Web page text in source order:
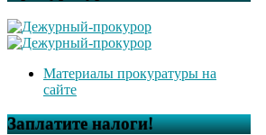
Материалы прокуратуры на
сайте
Заплатите налоги!